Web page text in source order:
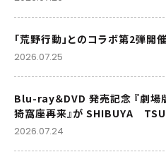
「荒野行動」とのコラボ第2弾開
2026.07.25
Blu-ray＆DVD 発売記念 『劇場
猗窩座再来』が SHIBUYA
2026.07.24